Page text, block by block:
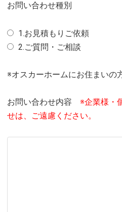
お問い合わせ種別
1.お見積もりご依頼
2.ご質問・ご相談
※オスカーホームにお住まいの
お問い合わせ内容 ※企業様・
せは、ご遠慮ください。